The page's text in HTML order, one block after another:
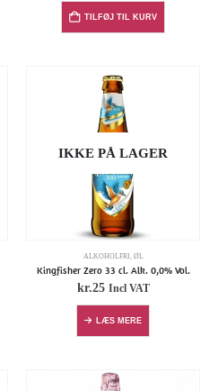
TILFØJ TIL KURV
IKKE PÅ LAGER
ALKOHOLFRI ØL
Kingfisher Zero 33 cl. Alk. 0,0% Vol.
kr.25 Incl VAT
LÆS MERE